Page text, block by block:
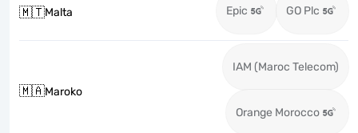
🇲🇹Malta Epic GO Plc
🇲🇦Maroko
IAM (Maroc Telecom)
Orange Morocco